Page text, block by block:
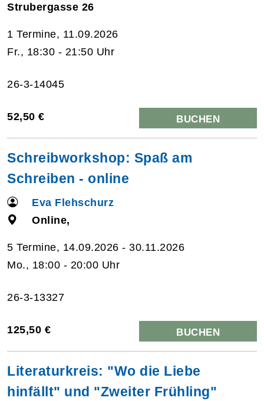
Strubergasse 26
1 Termine, 11.09.2026
Fr., 18:30 - 21:50 Uhr
26-3-14045
52,50 € BUCHEN
Schreibworkshop: Spaß am
Schreiben - online
Eva Flehschurz
Online,
5 Termine, 14.09.2026 - 30.11.2026
Mo., 18:00 - 20:00 Uhr
26-3-13327
125,50 € BUCHEN
Literaturkreis: "Wo die Liebe
hinfällt" und "Zweiter Frühling"